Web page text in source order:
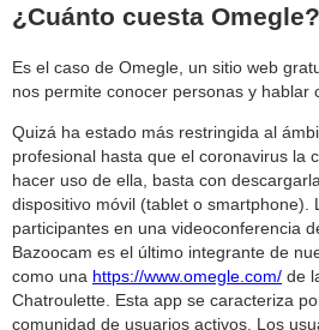
¿Cuánto cuesta Omegle?
Es el caso de Omegle, un sitio web
nos permite conocer personas y hablar
Quizá ha estado más restringida al
profesional hasta que el coronavirus la
hacer uso de ella, basta con
dispositivo móvil (tablet o smartphone).
participantes en una videoconferencia
Bazoocam es el último integrante de
como una https://www.omegle.com/ de
Chatroulette. Esta app se caracteriza
comunidad de usuarios activos. Los